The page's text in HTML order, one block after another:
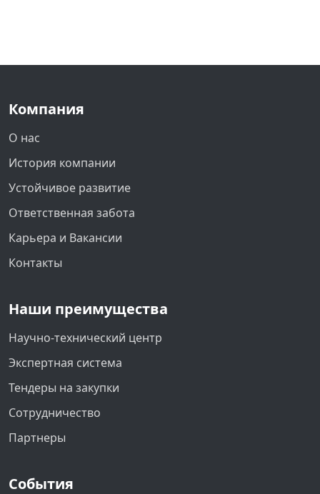
Компания
О нас
История компании
Устойчивое развитие
Ответственная забота
Карьера и Вакансии
Контакты
Наши преимущества
Научно-технический центр
Экспертная система
Тендеры на закупки
Сотрудничество
Партнеры
События